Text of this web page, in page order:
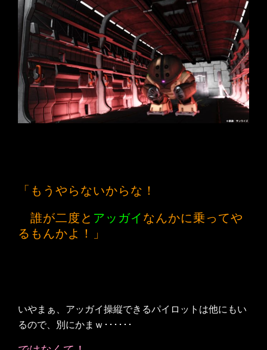
「もうやらないからな！
誰が二度と アッガイなんかに乗ってや
るもんかよ！」
いやまぁ、アッガイ操縦できるパイロットは他にもい
るので、別にかまｗ･･････